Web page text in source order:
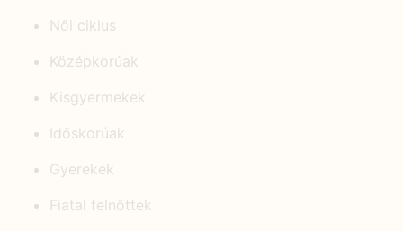
Női ciklus
Középkorúak
Kisgyermekek
Időskorúak
Gyerekek
Fiatal felnőttek